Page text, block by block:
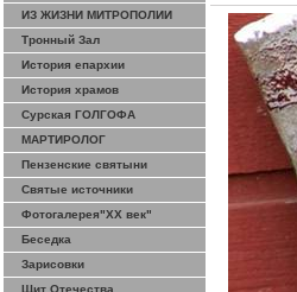
ИЗ ЖИЗНИ МИТРОПОЛИИ
Тронный Зал
История епархии
История храмов
Сурская ГОЛГОФА
МАРТИРОЛОГ
Пензенские святыни
Святые источники
Фотогалерея"ХХ век"
Беседка
Зарисовки
Щит Отечества